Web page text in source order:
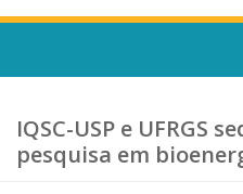
Escola, Institutos e Órgãos
Conselho Gestor e
IQSC-USP e UFRGS
pesquisa em